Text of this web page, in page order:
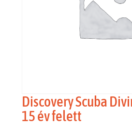
Discovery Scuba
15 év felett